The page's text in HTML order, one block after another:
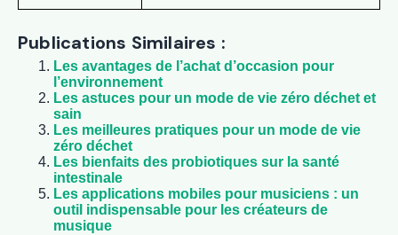
Publications Similaires :
Les avantages de l’achat d’occasion pour
l’environnement
Les astuces pour un mode de vie zéro déchet et
sain
Les meilleures pratiques pour un mode de vie
zéro déchet
Les bienfaits des probiotiques sur la santé
intestinale
Les applications mobiles pour musiciens : un
outil indispensable pour les créateurs de
musique